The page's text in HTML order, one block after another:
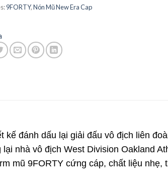
9FORTY,Nón Mũ New Era Cap
kế đánh dấu lại giải đấu vô địch liên
nhà vô địch West Division Oakland
mũ 9FORTY cứng cáp, chất liệu nhẹ,